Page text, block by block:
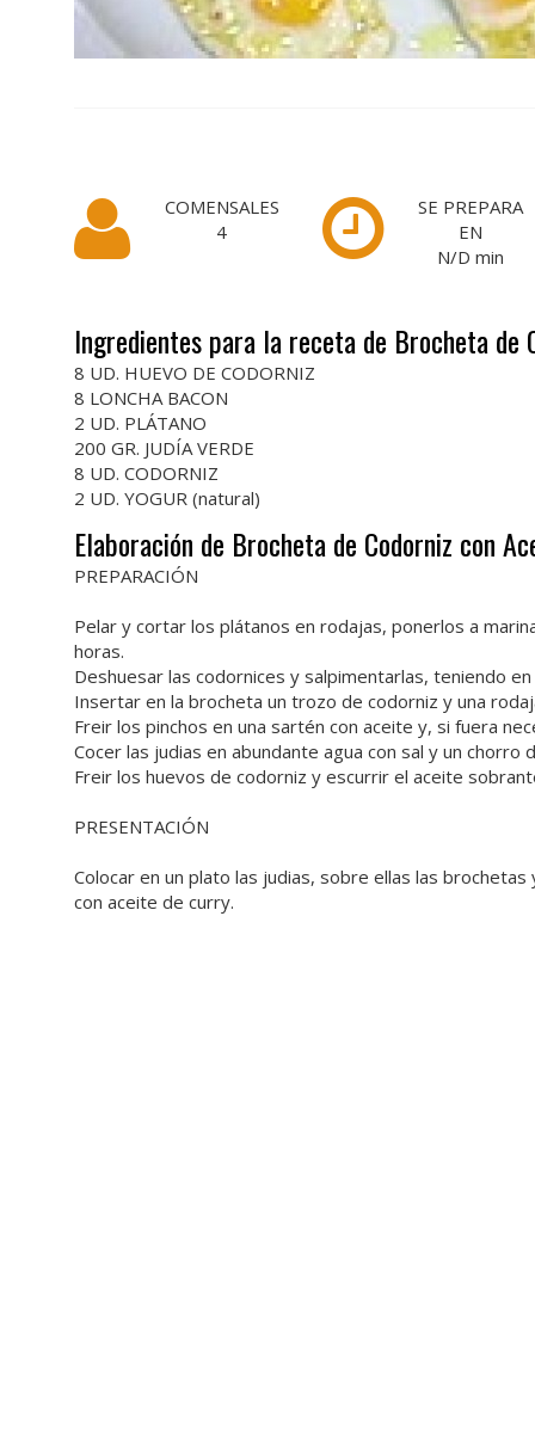
COMENSALES
4
SE PREPARA
EN
N/D min
Ingredientes para la receta de Brocheta de
8 UD. HUEVO DE CODORNIZ
8 LONCHA BACON
2 UD. PLÁTANO
200 GR. JUDÍA VERDE
8 UD. CODORNIZ
2 UD. YOGUR (natural)
Elaboración de Brocheta de Codorniz con
PREPARACIÓN
Pelar y cortar los plátanos en rodajas, ponerlos a
horas.
Deshuesar las codornices y salpimentarlas, teniendo
Insertar en la brocheta un trozo de codorniz y una
Freir los pinchos en una sartén con aceite y, si fuera
Cocer las judias en abundante agua con sal y un chorro
Freir los huevos de codorniz y escurrir el aceite
PRESENTACIÓN
Colocar en un plato las judias, sobre ellas las
con aceite de curry.